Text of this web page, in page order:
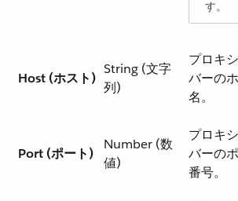
す。
Host (ホスト)
String (文字
列)
プロキ
バーの
名。
Port (ポート)
Number (数
値)
プロキ
バーの
番号。